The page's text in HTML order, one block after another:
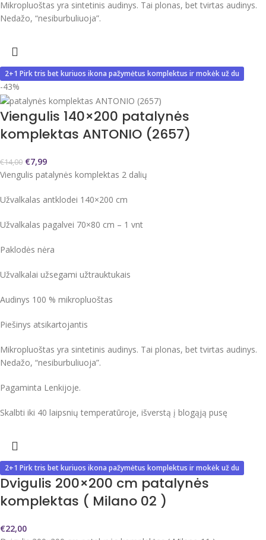
Mikropluoštas yra sintetinis audinys. Tai plonas, bet tvirtas audinys.
Nedažo, “nesiburbuliuoja”.
2+1 Pirk tris bet kuriuos ikona pažymėtus komplektus ir mokėk už du
-43%
Viengulis 140×200 patalynės
komplektas ANTONIO (2657)
€14,00 €7,99
Viengulis patalynės komplektas 2 dalių
Užvalkalas antklodei 140×200 cm
Užvalkalas pagalvei 70×80 cm – 1 vnt
Paklodės nėra
Užvalkalai užsegami užtrauktukais
Audinys 100 % mikropluoštas
Piešinys atsikartojantis
Mikropluoštas yra sintetinis audinys. Tai plonas, bet tvirtas audinys.
Nedažo, “nesiburbuliuoja”.
Pagaminta Lenkijoje.
Skalbti iki 40 laipsnių temperatūroje, išverstą į blogąją pusę
2+1 Pirk tris bet kuriuos ikona pažymėtus komplektus ir mokėk už du
Dvigulis 200×200 cm patalynės
komplektas ( Milano 02 )
€22,00